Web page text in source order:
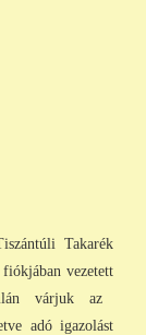
Takarék
vezetett
várjuk az
adó igazolást